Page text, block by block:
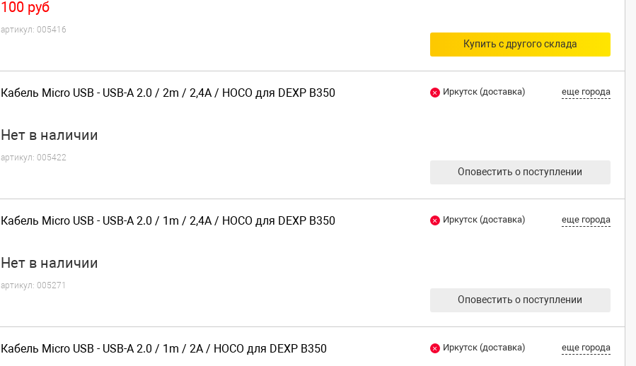
100 руб
артикул: 005416
Купить с другого склада
Кабель Micro USB - USB-A 2.0 / 2m / 2,4A / HOCO для DEXP B350
Нет в наличии
артикул: 005422
Иркутск (доставка) еще города
Оповестить о поступлении
Кабель Micro USB - USB-A 2.0 / 1m / 2,4A / HOCO для DEXP B350
Нет в наличии
артикул: 005271
Иркутск (доставка) еще города
Оповестить о поступлении
Кабель Micro USB - USB-A 2.0 / 1m / 2A / HOCO для DEXP B350 Иркутск (доставка) еще города